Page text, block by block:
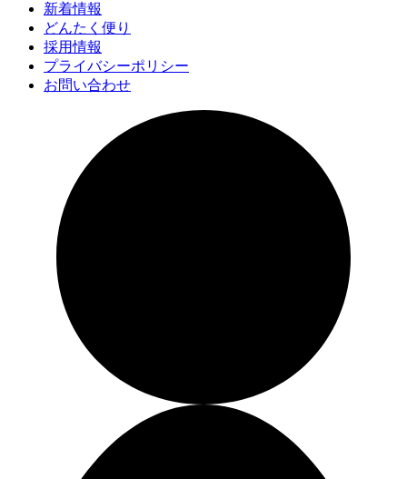
新着情報
どんたく便り
採用情報
プライバシーポリシー
お問い合わせ